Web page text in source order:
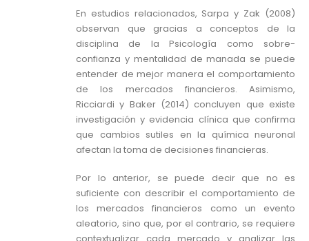
En estudios relacionados, Sarpa y Zak (2008)
observan que gracias a conceptos de la
disciplina de la Psicología como sobre-
confianza y mentalidad de manada se puede
entender de mejor manera el comportamiento
de los mercados financieros. Asimismo,
Ricciardi y Baker (2014) concluyen que existe
investigación y evidencia clínica que confirma
que cambios sutiles en la química neuronal
afectan la toma de decisiones financieras.
Por lo anterior, se puede decir que no es
suficiente con describir el comportamiento de
los mercados financieros como un evento
aleatorio, sino que, por el contrario, se requiere
contextualizar cada mercado y analizar las